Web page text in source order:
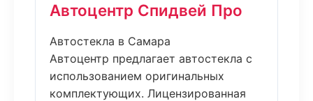
Автоцентр Спидвей Про
Автостекла в Самара
Автоцентр предлагает автостекла с
использованием оригинальных
комплектующих. Лицензированная